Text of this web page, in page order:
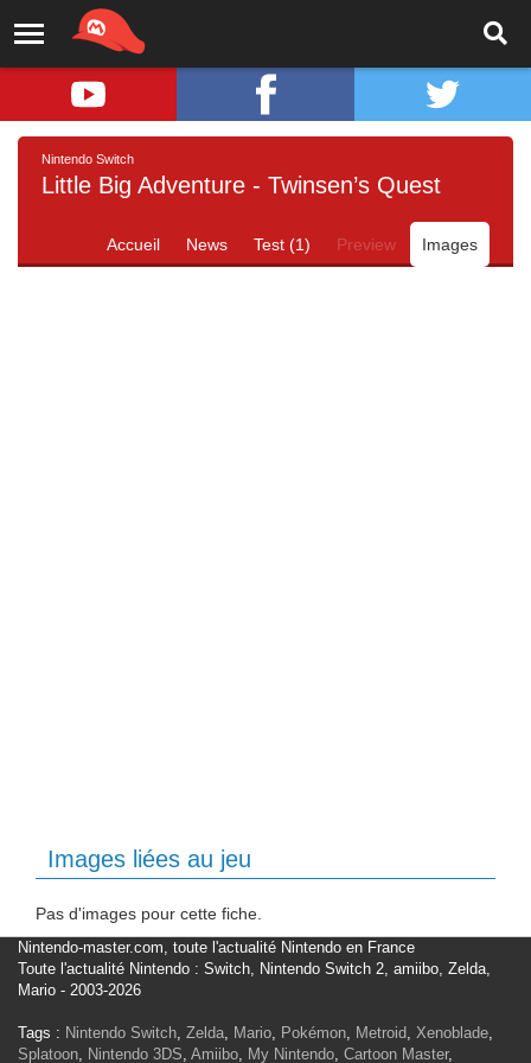
Nintendo Switch
Little Big Adventure - Twinsen’s Quest
Accueil News Test (1) Preview Images
Images liées au jeu
Pas d'images pour cette fiche.
Nintendo-master.com, toute l'actualité Nintendo en France
Toute l'actualité Nintendo : Switch, Nintendo Switch 2, amiibo, Zelda,
Mario - 2003-2026
Tags : Nintendo Switch, Zelda, Mario, Pokémon, Metroid, Xenoblade,
Splatoon, Nintendo 3DS, Amiibo, My Nintendo, Cartoon Master,